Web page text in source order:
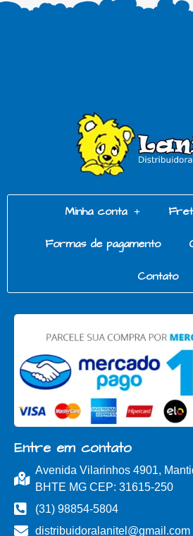
Minha conta
Formas de pagamento
Contato
Entre em contato
Avenida Vilarinhos 4901,
BHTE MG CEP: 31615-250
(31) 98854-5804
distribuidoralanitel@gmail.com